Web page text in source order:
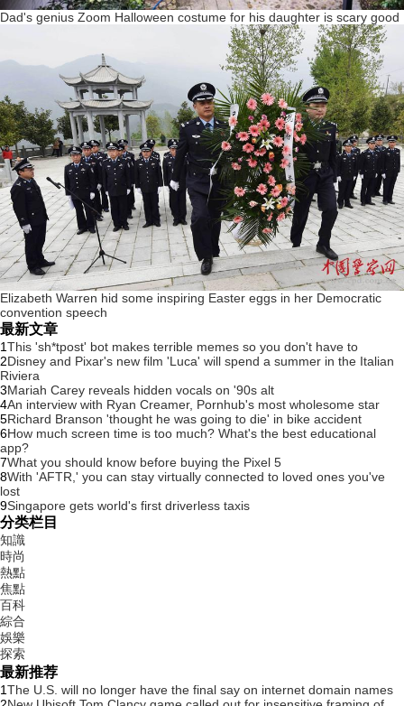
Dad's genius Zoom Halloween costume for his daughter is scary good
Elizabeth Warren hid some inspiring Easter eggs in her Democratic
convention speech
最新文章
1This 'sh*tpost' bot makes terrible memes so you don't have to
2Disney and Pixar's new film 'Luca' will spend a summer in the Italian
Riviera
3Mariah Carey reveals hidden vocals on '90s alt
4An interview with Ryan Creamer, Pornhub's most wholesome star
5Richard Branson 'thought he was going to die' in bike accident
6How much screen time is too much? What's the best educational
app?
7What you should know before buying the Pixel 5
8With 'AFTR,' you can stay virtually connected to loved ones you've
lost
9Singapore gets world's first driverless taxis
分类栏目
知識
時尚
熱點
焦點
百科
綜合
娛樂
探索
最新推荐
1The U.S. will no longer have the final say on internet domain names